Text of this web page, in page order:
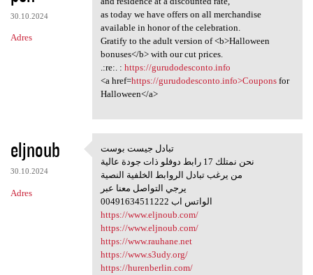
30.10.2024
Adres
as today we have offers on all merchandise
available in honor of the celebration.
Gratify to the adult version of <b>Halloween
bonuses</b> with our cut prices.
.:re:. : https://gurudodesconto.info
<a href=https://gurudodesconto.info>Couponsfor
Halloween</a>
eljnoub
30.10.2024
Adres
تبادل جيست بوست
تبادل جيست بوست
نحن نمتلك 17 رابط دوفلو ذات جودة عالية
من يرغب تبادل الروابط الخلفية النصية
يرجي التواصل معنا عبر
00491634511222 الواتس اب
https://www.eljnoub.com/
https://www.eljnoub.com/
https://www.rauhane.net
https://www.s3udy.org/
https://hurenberlin.com/